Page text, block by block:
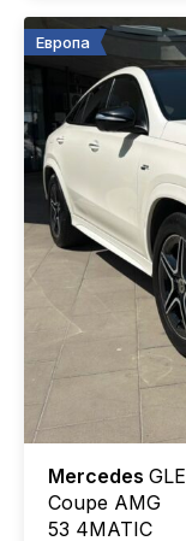
Европа
Mercedes GLE
Coupe AMG
53 4MATIC